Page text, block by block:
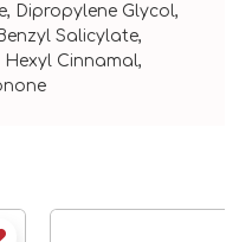
Dipropylene Glycol,
Salicylate,
Cinnamal,